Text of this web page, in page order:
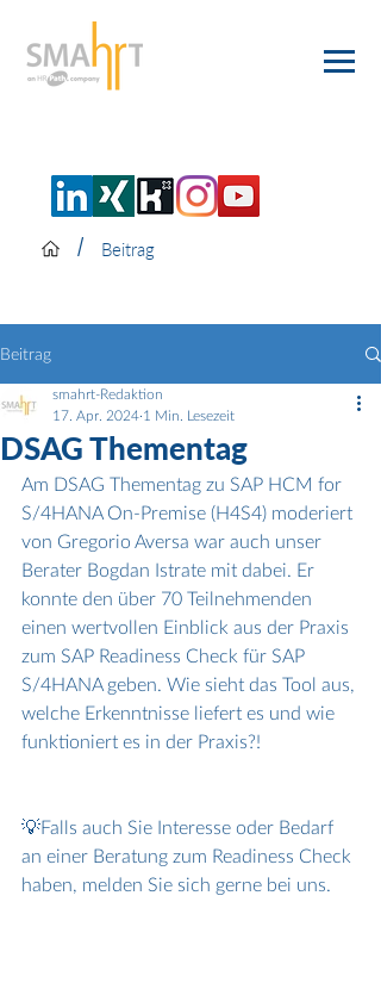
/ Beitrag
Beitrag
DSAG Thementag
smahrt-Redaktion
17. Apr. 2024 1 Min. Lesezeit
Am DSAG Thementag zu SAP HCM for
S/4HANA On-Premise (H4S4) moderiert
von Gregorio Aversa war auch unser
Berater Bogdan Istrate mit dabei. Er
konnte den über 70 Teilnehmenden
einen wertvollen Einblick aus der Praxis
zum SAP Readiness Check für SAP
S/4HANA geben. Wie sieht das Tool aus,
welche Erkenntnisse liefert es und wie
funktioniert es in der Praxis?!
💡Falls auch Sie Interesse oder Bedarf
an einer Beratung zum Readiness Check
haben, melden Sie sich gerne bei uns.